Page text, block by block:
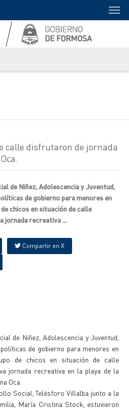
calle disfrutaron de jornada
de Niñez, Adolescencia y Juventud,
de gobierno para menores en
chicos en situación de calle
jornada recreativa ...
Compartir en X
de Niñez, Adolescencia y Juventud,
de gobierno para menores en
de chicos en situación de calle
jornada recreativa en la playa de la
Oca.
Social, Telésforo Villalba junto a la
María Cristina Stock, estuvieron